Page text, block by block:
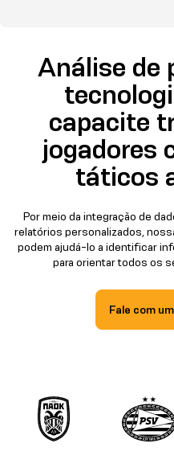
Análise de
capacite
jogadores
táticos
Por meio da integração de
relatórios personalizados,
podem ajudá-lo a identificar
para orientar todos os
Fale com